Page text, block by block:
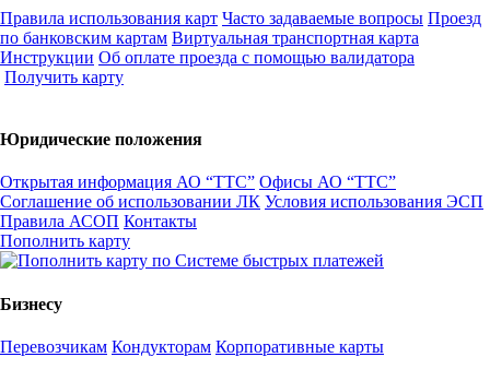
Правила использования карт Часто задаваемые вопросы Проезд
по банковским картам Виртуальная транспортная карта
Инструкции Об оплате проезда с помощью валидатора
Получить карту
Юридические положения
Открытая информация АО “ТТС” Офисы АО “ТТС”
Соглашение об использовании ЛК Условия использования ЭСП
Правила АСОП Контакты
Пополнить карту
Бизнесу
Перевозчикам Кондукторам Корпоративные карты